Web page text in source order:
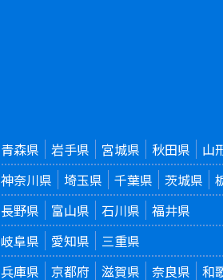
青森県 岩手県 宮城県 秋田県 山
神奈川県 埼玉県 千葉県 茨城県
長野県 富山県 石川県
福井県
岐阜県 愛知県
三重県
兵庫県 京都府 滋賀県 奈良県 和